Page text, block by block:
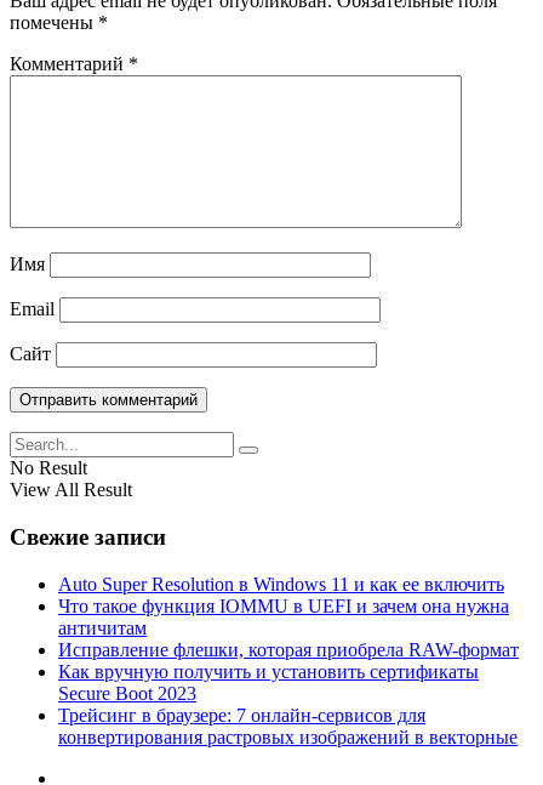
помечены *
Комментарий *
Имя
Email
Сайт
No Result
View All Result
Свежие записи
Auto Super Resolution в Windows 11 и как ее включить
Что такое функция IOMMU в UEFI и зачем она нужна
античитам
Исправление флешки, которая приобрела RAW-формат
Как вручную получить и установить сертификаты
Secure Boot 2023
Трейсинг в браузере: 7 онлайн-сервисов для
конвертирования растровых изображений в векторные